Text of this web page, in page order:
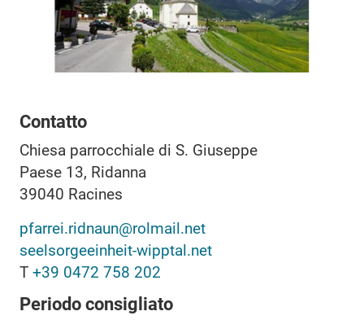
Contatto
Chiesa parrocchiale di S. Giuseppe
Paese 13, Ridanna
39040 Racines
pfarrei.ridnaun@rolmail.net
seelsorgeeinheit-wipptal.net
T +39 0472 758 202
Periodo consigliato